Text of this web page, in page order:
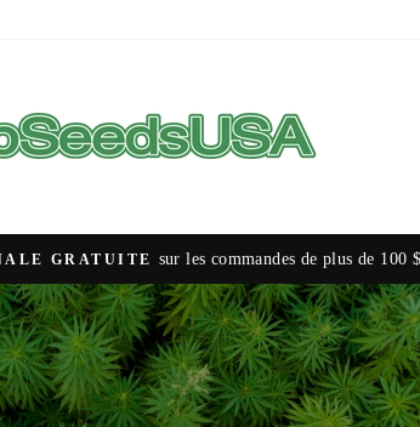
Diaporama
Pause
GRATUITE sur les commandes de plus de 100 $